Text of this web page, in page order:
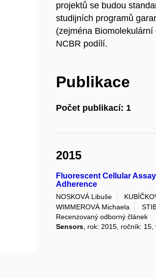
projektů se budou
studijních programů
(zejména
NCBR podílí.
Publikace
Počet publikací: 1
2015
Fluorescent Cellular
Adherence
NOSKOVÁ Libuše
WIMMEROVÁ Michaela
Recenzovaný odborný článek
Sensors , rok: 2015, ročník: 15,